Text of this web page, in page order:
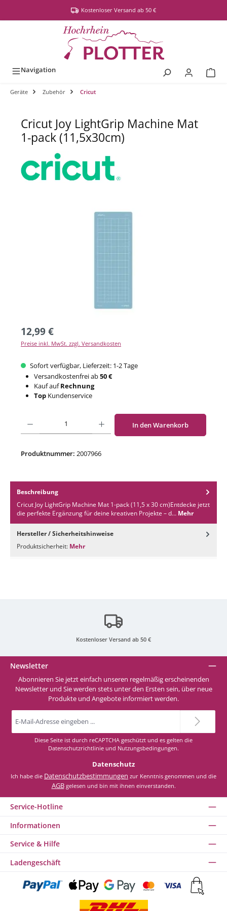
Kostenloser Versand ab 50 €
Navigation
Geräte Zubehör Cricut
Cricut Joy LightGrip Machine Mat
1-pack (11,5x30cm)
12,99 €
Preise inkl. MwSt. zzgl. Versandkosten
Sofort verfügbar, Lieferzeit: 1-2 Tage
Versandkostenfrei ab50 €
Kauf aufRechnung
TopKundenservice
Produkt Anzahl: Gib den gewünschten Wert ein oder benutze die Schaltflächen um
In den Warenkorb
Produktnummer: 2007966
Beschreibung
Cricut Joy LightGrip Machine Mat 1-pack (11,5 x 30 cm)Entdecke jetzt
die perfekte Ergänzung für deine kreativen Projekte – d… Mehr
Hersteller / Sicherheitshinweise
Produktsicherheit: Mehr
Kostenloser Versand ab 50 €
Newsletter
Abonnieren Sie jetzt einfach unseren regelmäßig erscheinenden
Newsletter und Sie werden stets unter den Ersten sein, über neue
Produkte und Angebote informiert werden.
E-
Mail-
*
Diese Seite ist durch reCAPTCHA geschützt und es gelten die
Datenschutzrichtlinie und Nutzungsbedingungen.
Datenschutz
Ich habe die Datenschutzbestimmungen zur Kenntnis genommen und die
AGBgelesen und bin mit ihnen einverstanden.
Service-Hotline
Informationen
Service & Hilfe
Ladengeschäft